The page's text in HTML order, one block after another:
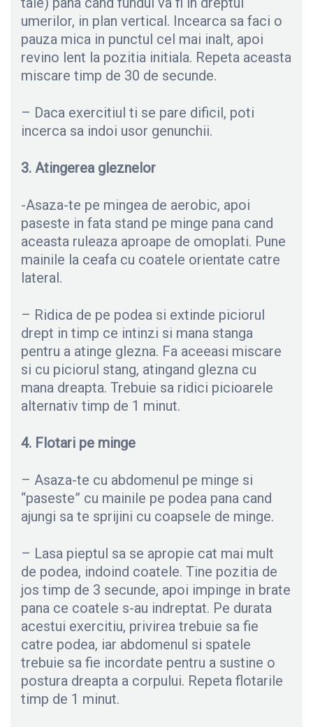
umerilor, in plan vertical. Incearca sa faci o
pauza mica in punctul cel mai inalt, apoi
revino lent la pozitia initiala. Repeta aceasta
miscare timp de 30 de secunde.
– Daca exercitiul ti se pare dificil, poti
incerca sa indoi usor genunchii.
3. Atingerea gleznelor
-Asaza-te pe mingea de aerobic, apoi
paseste in fata stand pe minge pana cand
aceasta ruleaza aproape de omoplati. Pune
mainile la ceafa cu coatele orientate catre
lateral.
– Ridica de pe podea si extinde piciorul
drept in timp ce intinzi si mana stanga
pentru a atinge glezna. Fa aceeasi miscare
si cu piciorul stang, atingand glezna cu
mana dreapta. Trebuie sa ridici picioarele
alternativ timp de 1 minut.
4. Flotari pe minge
– Asaza-te cu abdomenul pe minge si
“paseste” cu mainile pe podea pana cand
ajungi sa te sprijini cu coapsele de minge.
– Lasa pieptul sa se apropie cat mai mult
de podea, indoind coatele. Tine pozitia de
jos timp de 3 secunde, apoi impinge in brate
pana ce coatele s-au indreptat. Pe durata
acestui exercitiu, privirea trebuie sa fie
catre podea, iar abdomenul si spatele
trebuie sa fie incordate pentru a sustine o
postura dreapta a corpului. Repeta flotarile
timp de 1 minut.